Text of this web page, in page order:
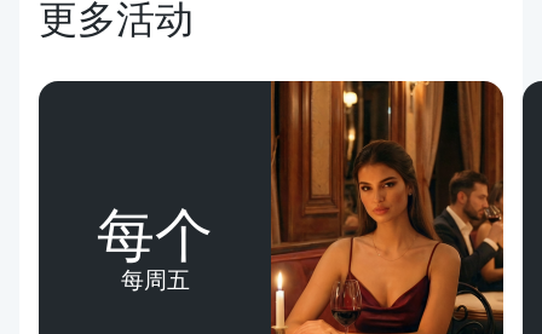
更多活动
每个
每周五